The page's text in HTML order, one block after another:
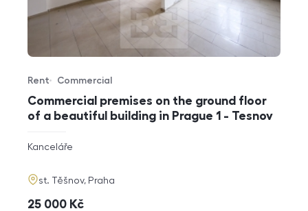
Commercial premises on the ground floor
of a beautiful building in Prague 1 - Tesnov
Offer type
Rent
Property type
Commercial
rozměry
disposition
Kanceláře
adresa
st. Těšnov, Praha
cena
25 000 Kč